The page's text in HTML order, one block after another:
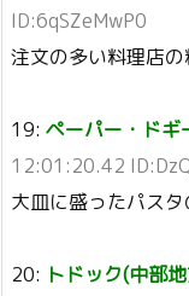
ID:6qSZeMwP0
注文の多い料理店の
19: ペーパー・ド
12:01:20.42
大皿に盛ったパス
20: トドック(中部